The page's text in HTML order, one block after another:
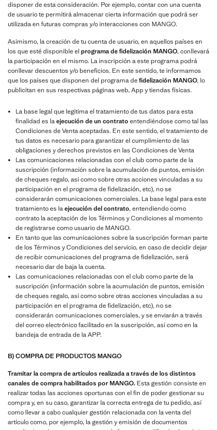
disponer de esta consideración. Por ejemplo, contar con una cuenta
de usuario te permitirá almacenar cierta información que podrá ser
utilizada en futuras compras y/o interacciones con MANGO.
Asimismo, la creación de tu cuenta de usuario, en aquellos países en
los que esté disponible el programa de fidelización MANGO, conllevará
la participación en el mismo. La inscripción a este programa podrá
conllevar descuentos y/o beneficios. En este sentido, te informamos
que los países que disponen del programa defidelización MANGO, lo
publicitan en sus respectivas páginas web, App y tiendas físicas.
La base legal que legitima el tratamiento de tus datos para esta
finalidad es laejecución de un contrato entendiéndose como tal las
Condiciones de Venta aceptadas. En este sentido, el tratamiento de
tus datos es necesario para garantizar el cumplimiento de las
obligaciones y derechos previstos en las Condiciones de Venta
Las comunicaciones relacionadas con el club como parte de la
suscripción (información sobre la acumulación de puntos, emisión
de cheques regalo, así como sobre otras acciones vinculadas a su
participación en el programa de fidelización, etc), no se
considerarán comunicaciones comerciales. La base legal para este
tratamiento es laejecución del contrato, entendiendo como
contrato la aceptación de los Términos y Condiciones al momento
de registrarse como usuario de MANGO.
En tanto que las comunicaciones sobre la suscripción forman parte
de los Términos y Condiciones del servicio, en caso de decidir dejar
de recibir comunicaciones del programa de fidelización, será
necesario dar de baja la cuenta.
Las comunicaciones relacionadas con el club como parte de la
suscripción (información sobre la acumulación de puntos, emisión
de cheques regalo, así como sobre otras acciones vinculadas a su
participación en el programa de fidelización, etc), no se
considerarán comunicaciones comerciales, y se enviarán a través
del correo electrónico facilitado en la suscripción, así como en la
bandeja de entrada de la APP.
B) COMPRA DE PRODUCTOS MANGO
Tramitar la compra de artículos realizada a través de los distintos
canales de compra habilitados por MANGO. Esta gestión consiste en
realizar todas las acciones oportunas con el fin de poder gestionar su
compra y, en su caso, garantizar la correcta entrega de tu pedido, así
como llevar a cabo cualquier gestión relacionada con la venta del
artículo como, por ejemplo, la gestión y emisión de documentos